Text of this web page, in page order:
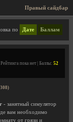
Правый сайдбар
по Дате Баллам
Рейтинга пока нет | Баллы: 52
- занятный симулятор
вам необходимо
от грязи и